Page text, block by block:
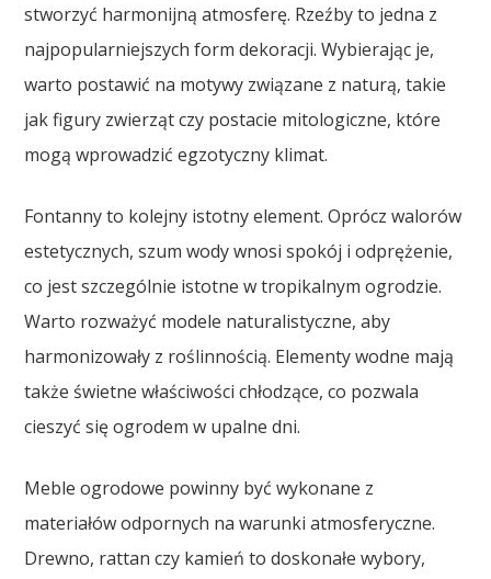
stworzyć harmonijną atmosferę. Rzeźby to jedna z
najpopularniejszych form dekoracji. Wybierając je,
warto postawić na motywy związane z naturą, takie
jak figury zwierząt czy postacie mitologiczne, które
mogą wprowadzić egzotyczny klimat.
Fontanny to kolejny istotny element. Oprócz walorów
estetycznych, szum wody wnosi spokój i odprężenie,
co jest szczególnie istotne w tropikalnym ogrodzie.
Warto rozważyć modele naturalistyczne, aby
harmonizowały z roślinnością. Elementy wodne mają
także świetne właściwości chłodzące, co pozwala
cieszyć się ogrodem w upalne dni.
Meble ogrodowe powinny być wykonane z
materiałów odpornych na warunki atmosferyczne.
Drewno, rattan czy kamień to doskonałe wybory,